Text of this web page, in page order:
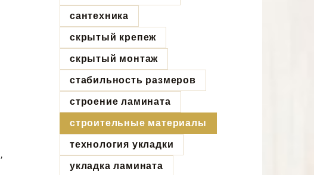
сантехника
скрытый крепеж
скрытый монтаж
стабильность размеров
строение ламината
строительные материалы
технология укладки
укладка ламината